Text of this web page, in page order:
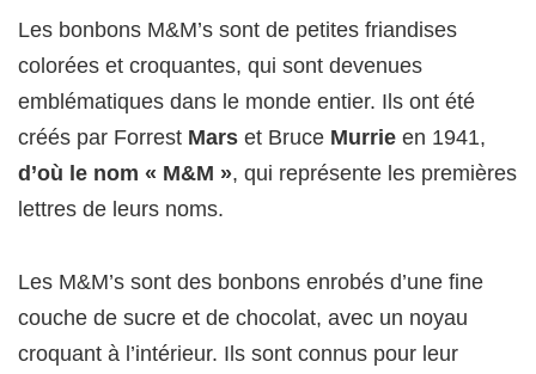
Les bonbons M&M’s sont de petites friandises
colorées et croquantes, qui sont devenues
emblématiques dans le monde entier. Ils ont été
créés par Forrest Mars et Bruce Murrie en 1941,
d’où le nom « M&M », qui représente les premières
lettres de leurs noms.
Les M&M’s sont des bonbons enrobés d’une fine
couche de sucre et de chocolat, avec un noyau
croquant à l’intérieur. Ils sont connus pour leur